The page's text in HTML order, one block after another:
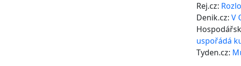
Rej.cz:
Denik.cz: V
uspořádá
Tyden.cz: